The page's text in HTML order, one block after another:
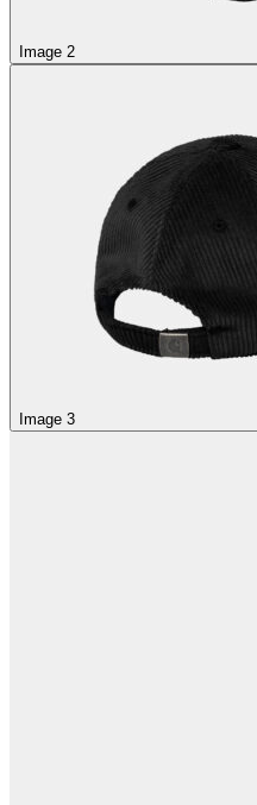
Image 2
Image 3